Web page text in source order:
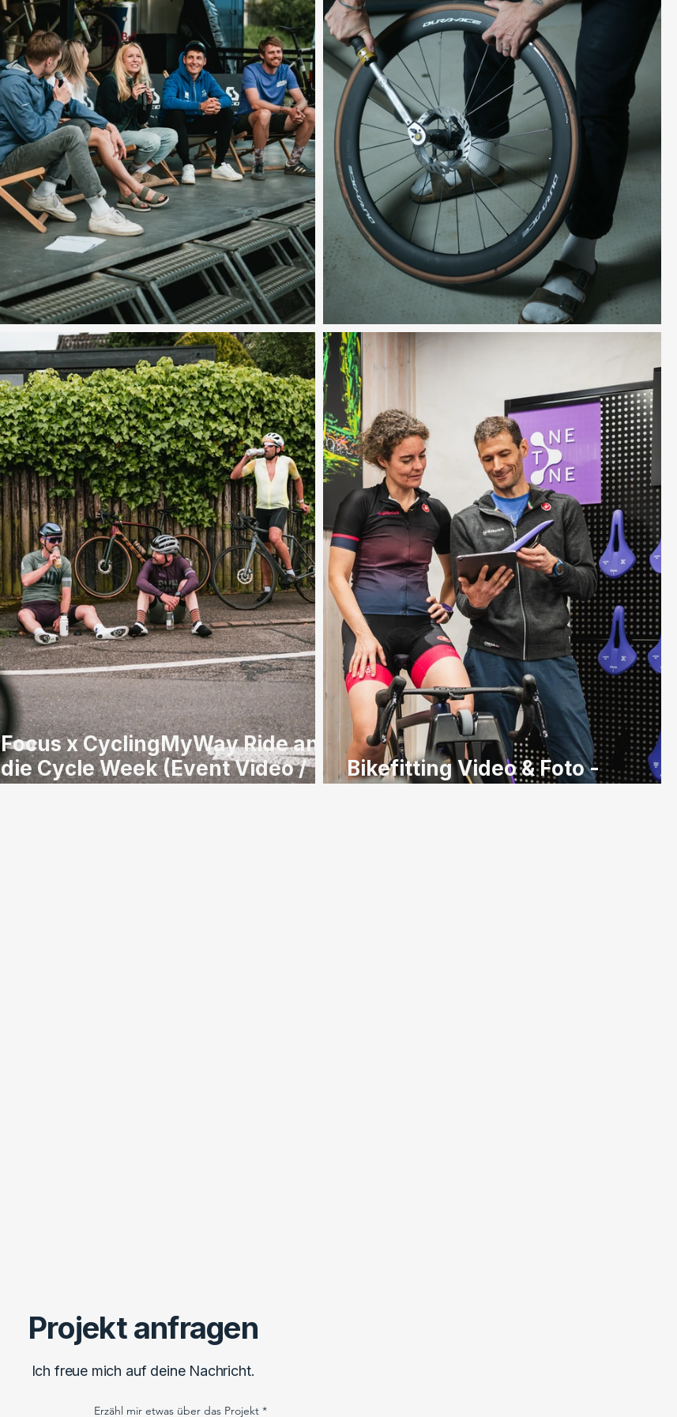
Octopus Gravel mit SCOTT Shimano Maintenance Video
Focus x CyclingMyWay Ride an
die Cycle Week (Event Video /
Bikefitting Video & Foto -
Projekt anfragen
Ich freue mich auf deine Nachricht.
Erzähl mir etwas über das Projekt